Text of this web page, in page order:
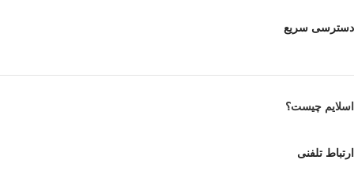
دسترسی سریع
اسلایم چیست؟
ارتباط تلفنی